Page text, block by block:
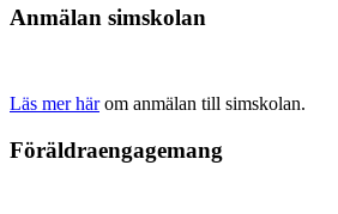
Anmälan simskolan
Läs mer härom anmälan till simskolan.
Föräldraengagemang